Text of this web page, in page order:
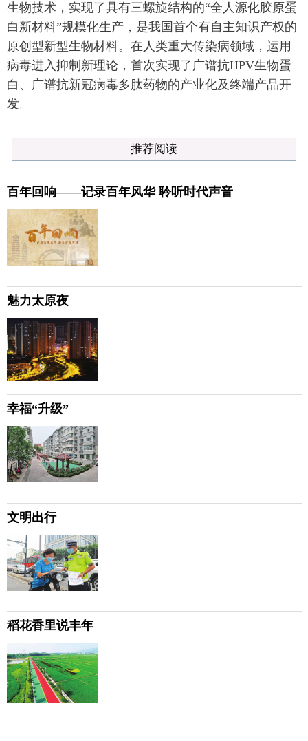
生物技术，实现了具有三螺旋结构的“全人源化胶原蛋
白新材料”规模化生产，是我国首个有自主知识产权的
原创型新型生物材料。在人类重大传染病领域，运用
病毒进入抑制新理论，首次实现了广谱抗HPV生物蛋
白、广谱抗新冠病毒多肽药物的产业化及终端产品开
发。
推荐阅读
百年回响——记录百年风华 聆听时代声音
魅力太原夜
幸福“升级”
文明出行
稻花香里说丰年